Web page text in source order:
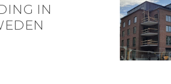
IN